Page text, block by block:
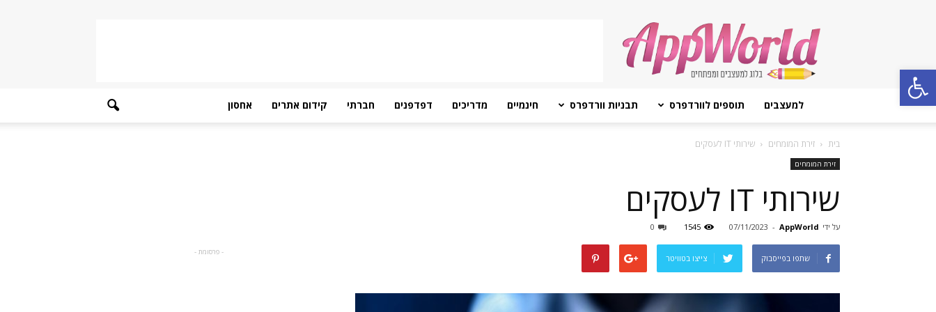
Open toolbar
AppWorld
למעצבים תוספים לוורדפרס תבניות וורדפרס חינמיים מדריכים דפדפנים חברתי קידום אתרים אחסון
בית זירת המומחים שירותי IT לעסקים
זירת המומחים
שירותי IT לעסקים
על ידי AppWorld
-
07/11/2023
1545
0
שתפו בפייסבוק צייצו בטוויטר
- פרסומת -